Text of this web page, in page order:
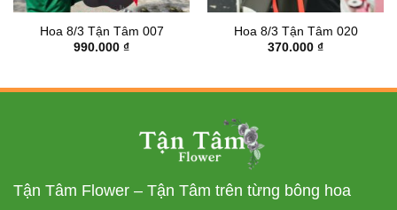
Hoa 8/3 Tận Tâm 007
990.000 ₫
Hoa 8/3 Tận Tâm 020
370.000 ₫
Tận Tâm Flower – Tận Tâm trên từng bông hoa